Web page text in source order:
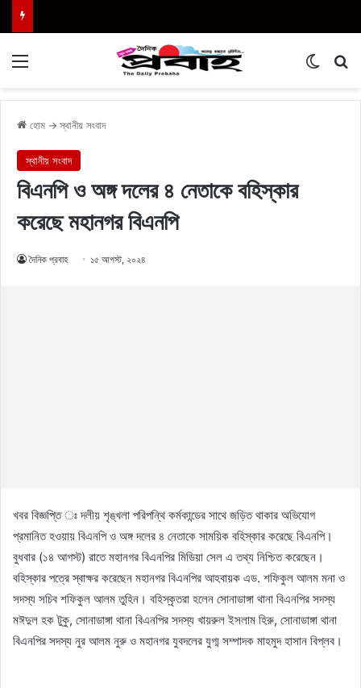
হোম → স্থানীয় সংবাদ
স্থানীয় সংবাদ
বিএনপি ও অঙ্গ দলের ৪ নেতাকে বহিস্কার
করেছে মহানগর বিএনপি
দৈনিক প্রবাহ ১৫ আগস্ট, ২০২৪
খবর বিজ্ঞপ্তি ঃ দলীয় শৃঙ্খলা পরিপন্থি কর্মকান্ডের সাথে জড়িত থাকার অভিযোগ
প্রমানিত হওয়ায় বিএনপি ও অঙ্গ দলের ৪ নেতাকে সাময়িক বহিস্কার করেছে বিএনপি।
বুধবার (১৪ আগস্ট) রাতে মহানগর বিএনপির মিডিয়া সেল এ তথ্য নিশ্চিত করেছেন।
বহিস্কার পত্রে স্বাক্ষর করেছেন মহানগর বিএনপির আহবায়ক এড. শফিকুল আলম মনা ও
সদস্য সচিব শফিকুল আলম তুহিন। বহিস্কৃতরা হলেন সোনাডাঙ্গা থানা বিএনপির সদস্য
মঈদুল হক টুকু, সোনাডাঙ্গা থানা বিএনপির সদস্য খায়রুল ইসলাম হিরু, সোনাডাঙ্গা থানা
বিএনপির সদস্য নুর আলম নুরু ও মহানগর যুবদলের যুগ্ম সম্পাদক মাহমুদ হাসান বিপ্লব।